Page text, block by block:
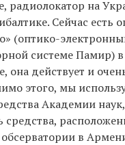
радиолокатор на
Сейчас есть
(оптико-
системе Памир) в
она действует и
этого, мы
Академии
средства,
в